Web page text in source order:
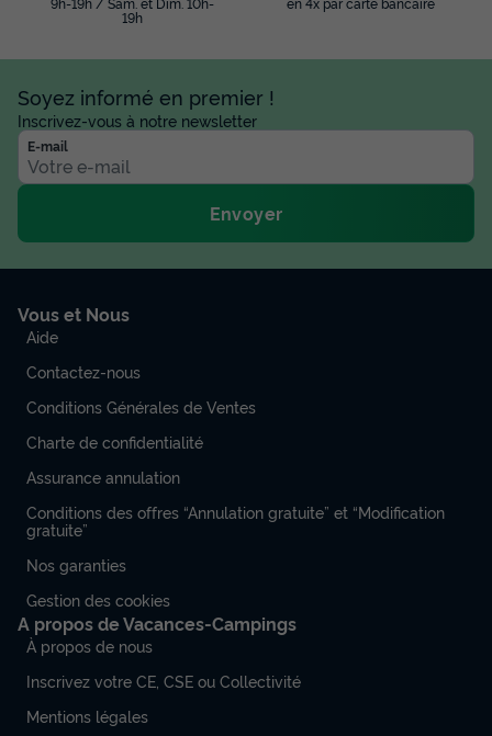
19h
Soyez informé en premier !
Inscrivez-vous à notre newsletter
E-mail
Envoyer
Vous et Nous
Aide
Contactez-nous
Conditions Générales de Ventes
Charte de confidentialité
Assurance annulation
Conditions des offres “Annulation gratuite” et “Modification
gratuite”
Nos garanties
Gestion des cookies
A propos de Vacances-Campings
À propos de nous
Inscrivez votre CE, CSE ou Collectivité
Mentions légales